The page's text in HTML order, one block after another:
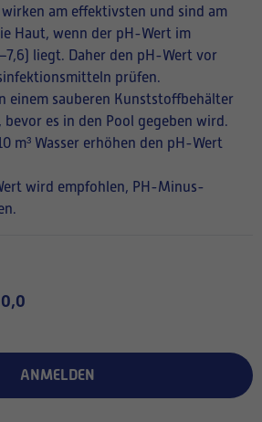
am effektivsten und sind am
Haut, wenn der pH-Wert im
liegt. Daher den pH-Wert vor
prüfen.
einem sauberen Kunststoffbehälter
bevor es in den Pool gegeben wird.
m³ Wasser erhöhen den pH-Wert
wird empfohlen, PH-Minus-
0,0
ANMELDEN